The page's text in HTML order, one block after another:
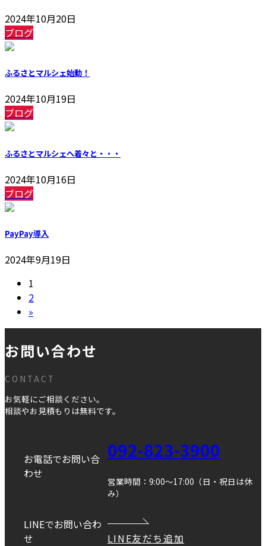
2024年10月20日
ブログ
ふるさとマルシェ始動！
2024年10月19日
ブログ
ふるさとマルシェへ着々と・・・
2024年10月16日
ブログ
PayPay導入
2024年9月19日
投
稿
の
ペ
ジ
送
固
定
ペ
ー
1
固
定
ペ
ジ
2
»
お問い合わせ
CONTACT
お気軽にご相談ください。
相談やお見積もりは無料です。
お電話でお問い合
わせ
092-823-3900
営業時間：9:00～17:00（日・祝日は休
み）
LINEでお問い合わ
せ
LINE友だち追加